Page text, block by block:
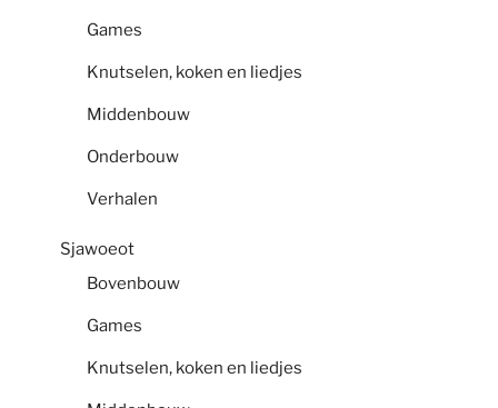
Games
Knutselen, koken en liedjes
Middenbouw
Onderbouw
Verhalen
Sjawoeot
Bovenbouw
Games
Knutselen, koken en liedjes